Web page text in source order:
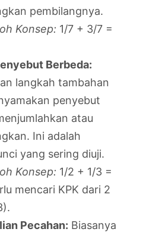
pembilangnya.
Konsep: 1/7 + 3/7 =
Berbeda:
langkah tambahan
penyebut
atau
Ini adalah
yang sering diuji.
Konsep: 1/2 + 1/3 =
mencari KPK dari 2
Pecahan: Biasanya